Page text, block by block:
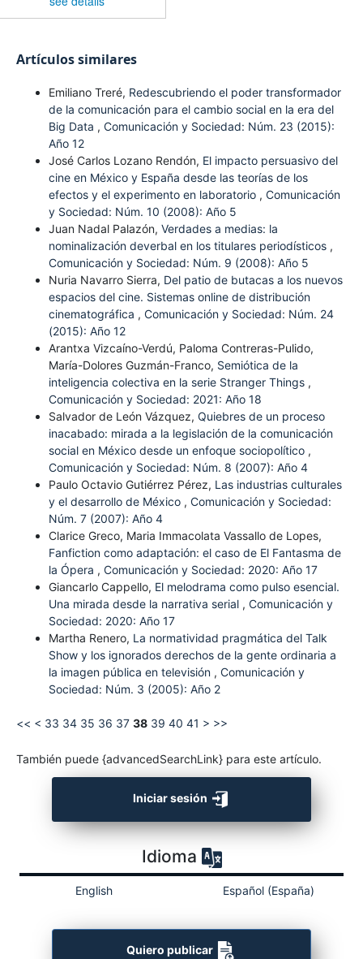
Artículos similares
Emiliano Treré, Redescubriendo el poder transformador
de la comunicación para el cambio social en la era del
Big Data , Comunicación y Sociedad: Núm. 23 (2015):
Año 12
José Carlos Lozano Rendón, El impacto persuasivo del
cine en México y España desde las teorías de los
efectos y el experimento en laboratorio , Comunicación
y Sociedad: Núm. 10 (2008): Año 5
Juan Nadal Palazón, Verdades a medias: la
nominalización deverbal en los titulares periodísticos ,
Comunicación y Sociedad: Núm. 9 (2008): Año 5
Nuria Navarro Sierra, Del patio de butacas a los nuevos
espacios del cine. Sistemas online de distribución
cinematográfica , Comunicación y Sociedad: Núm. 24
(2015): Año 12
Arantxa Vizcaíno-Verdú, Paloma Contreras-Pulido,
María-Dolores Guzmán-Franco, Semiótica de la
inteligencia colectiva en la serie Stranger Things ,
Comunicación y Sociedad: 2021: Año 18
Salvador de León Vázquez, Quiebres de un proceso
inacabado: mirada a la legislación de la comunicación
social en México desde un enfoque sociopolítico ,
Comunicación y Sociedad: Núm. 8 (2007): Año 4
Paulo Octavio Gutiérrez Pérez, Las industrias culturales
y el desarrollo de México , Comunicación y Sociedad:
Núm. 7 (2007): Año 4
Clarice Greco, Maria Immacolata Vassallo de Lopes,
Fanfiction como adaptación: el caso de El Fantasma de
la Ópera , Comunicación y Sociedad: 2020: Año 17
Giancarlo Cappello, El melodrama como pulso esencial.
Una mirada desde la narrativa serial , Comunicación y
Sociedad: 2020: Año 17
Martha Renero, La normatividad pragmática del Talk
Show y los ignorados derechos de la gente ordinaria a
la imagen pública en televisión , Comunicación y
Sociedad: Núm. 3 (2005): Año 2
<< < 33 34 35 36 37 38 39 40 41 > >>
También puede {advancedSearchLink} para este artículo.
Iniciar sesión
Idioma
English Español (España)
Quiero publicar